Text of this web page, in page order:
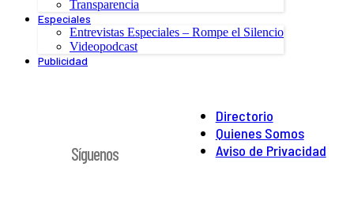
Transparencia
Especiales
Entrevistas Especiales – Rompe el Silencio
Videopodcast
Publicidad
Directorio
Quienes Somos
Aviso de Privacidad
Síguenos